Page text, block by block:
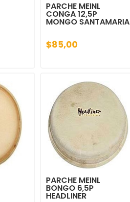
PARCHE MEINL
CONGA 12,5P
MONGO SANTAMARIA
$85,00
PARCHE MEINL
BONGO 6,5P
HEADLINER